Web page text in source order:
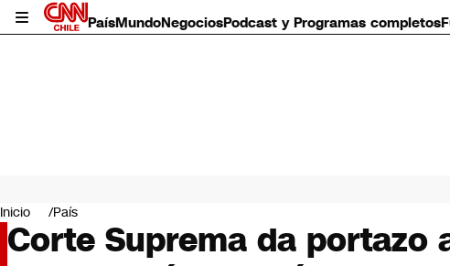
PaísMundoNegociosPodcast y Programas completos
Mundo
Negocios
Deportes
Inicio País
Corte Suprema da portazo